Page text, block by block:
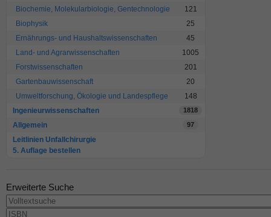
Biochemie, Molekularbiologie, Gentechnologie
121
Biophysik
25
Ernährungs- und Haushaltswissenschaften
45
Land- und Agrarwissenschaften
1005
Forstwissenschaften
201
Gartenbauwissenschaft
20
Umweltforschung, Ökologie und Landespflege
148
Ingenieurwissenschaften
1818
Allgemein 97
Leitlinien Unfallchirurgie
5. Auflage bestellen
Erweiterte Suche